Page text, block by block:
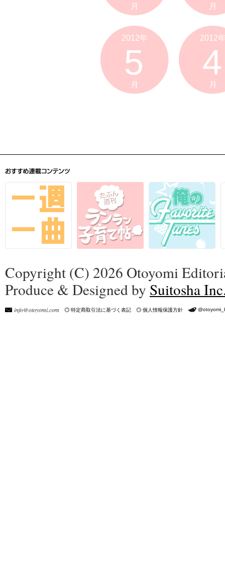
月 月
2012年
5
月
2012
4
月
Copyright (C) 2026 Otoyomi
Produce & Designed by Suitosha
info@otoyomi.com 特定商取引法に基づく表記 個人情報保護方針